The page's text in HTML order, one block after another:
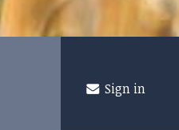
Sign in